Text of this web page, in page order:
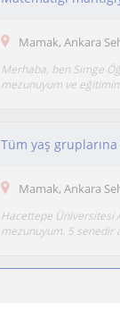
Mamak, Ankara
Merhaba, ben Simge
mezunuyum ve
Tüm yaş
Mamak, Ankara
Hacettepe Üniversitesi
mezunuyum. 5 senedir